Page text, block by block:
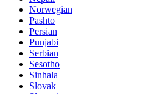
Norwegian
Pashto
Persian
Punjabi
Serbian
Sesotho
Sinhala
Slovak